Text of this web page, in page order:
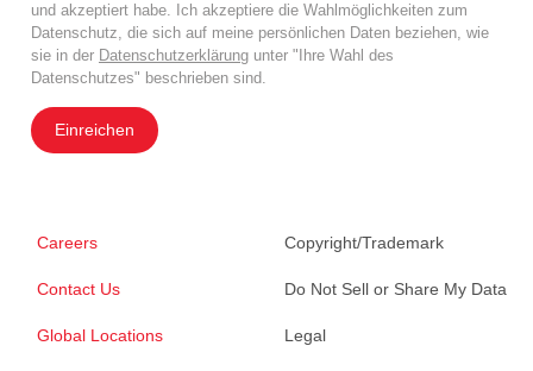
und akzeptiert habe. Ich akzeptiere die Wahlmöglichkeiten zum
Datenschutz, die sich auf meine persönlichen Daten beziehen, wie
sie in der Datenschutzerklärung unter "Ihre Wahl des
Datenschutzes" beschrieben sind.
Einreichen
Careers
Contact Us
Global Locations
Copyright/Trademark
Do Not Sell or Share My Data
Legal